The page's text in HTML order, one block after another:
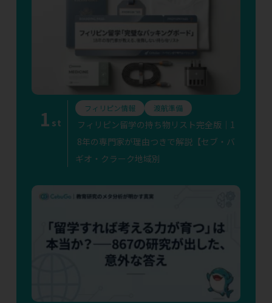
1 st
フィリピン情報 渡航準備
フィリピン留学の持ち物リスト完全版｜1
8年の専門家が理由つきで解説【セブ・バ
ギオ・クラーク地域別